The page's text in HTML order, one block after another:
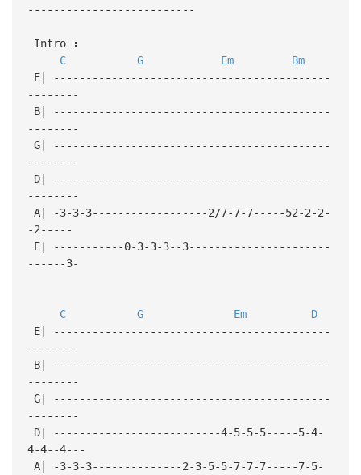
--------------------------
Intro
:
C
G Em
Bm
E| -------------------------------------------
--------
B| -------------------------------------------
--------
G| -------------------------------------------
--------
D| -------------------------------------------
--------
A| -3-3-3------------------2/7-7-7-----52-2-2-
-2-----
E| -----------0-3-3-3--3----------------------
------3-
C G Em
D
E| -------------------------------------------
--------
B| -------------------------------------------
--------
G| -------------------------------------------
--------
D| --------------------------4-5-5-5-----5-4-
4-4--4---
A| -3-3-3--------------2-3-5-5-7-7-7-----7-5-